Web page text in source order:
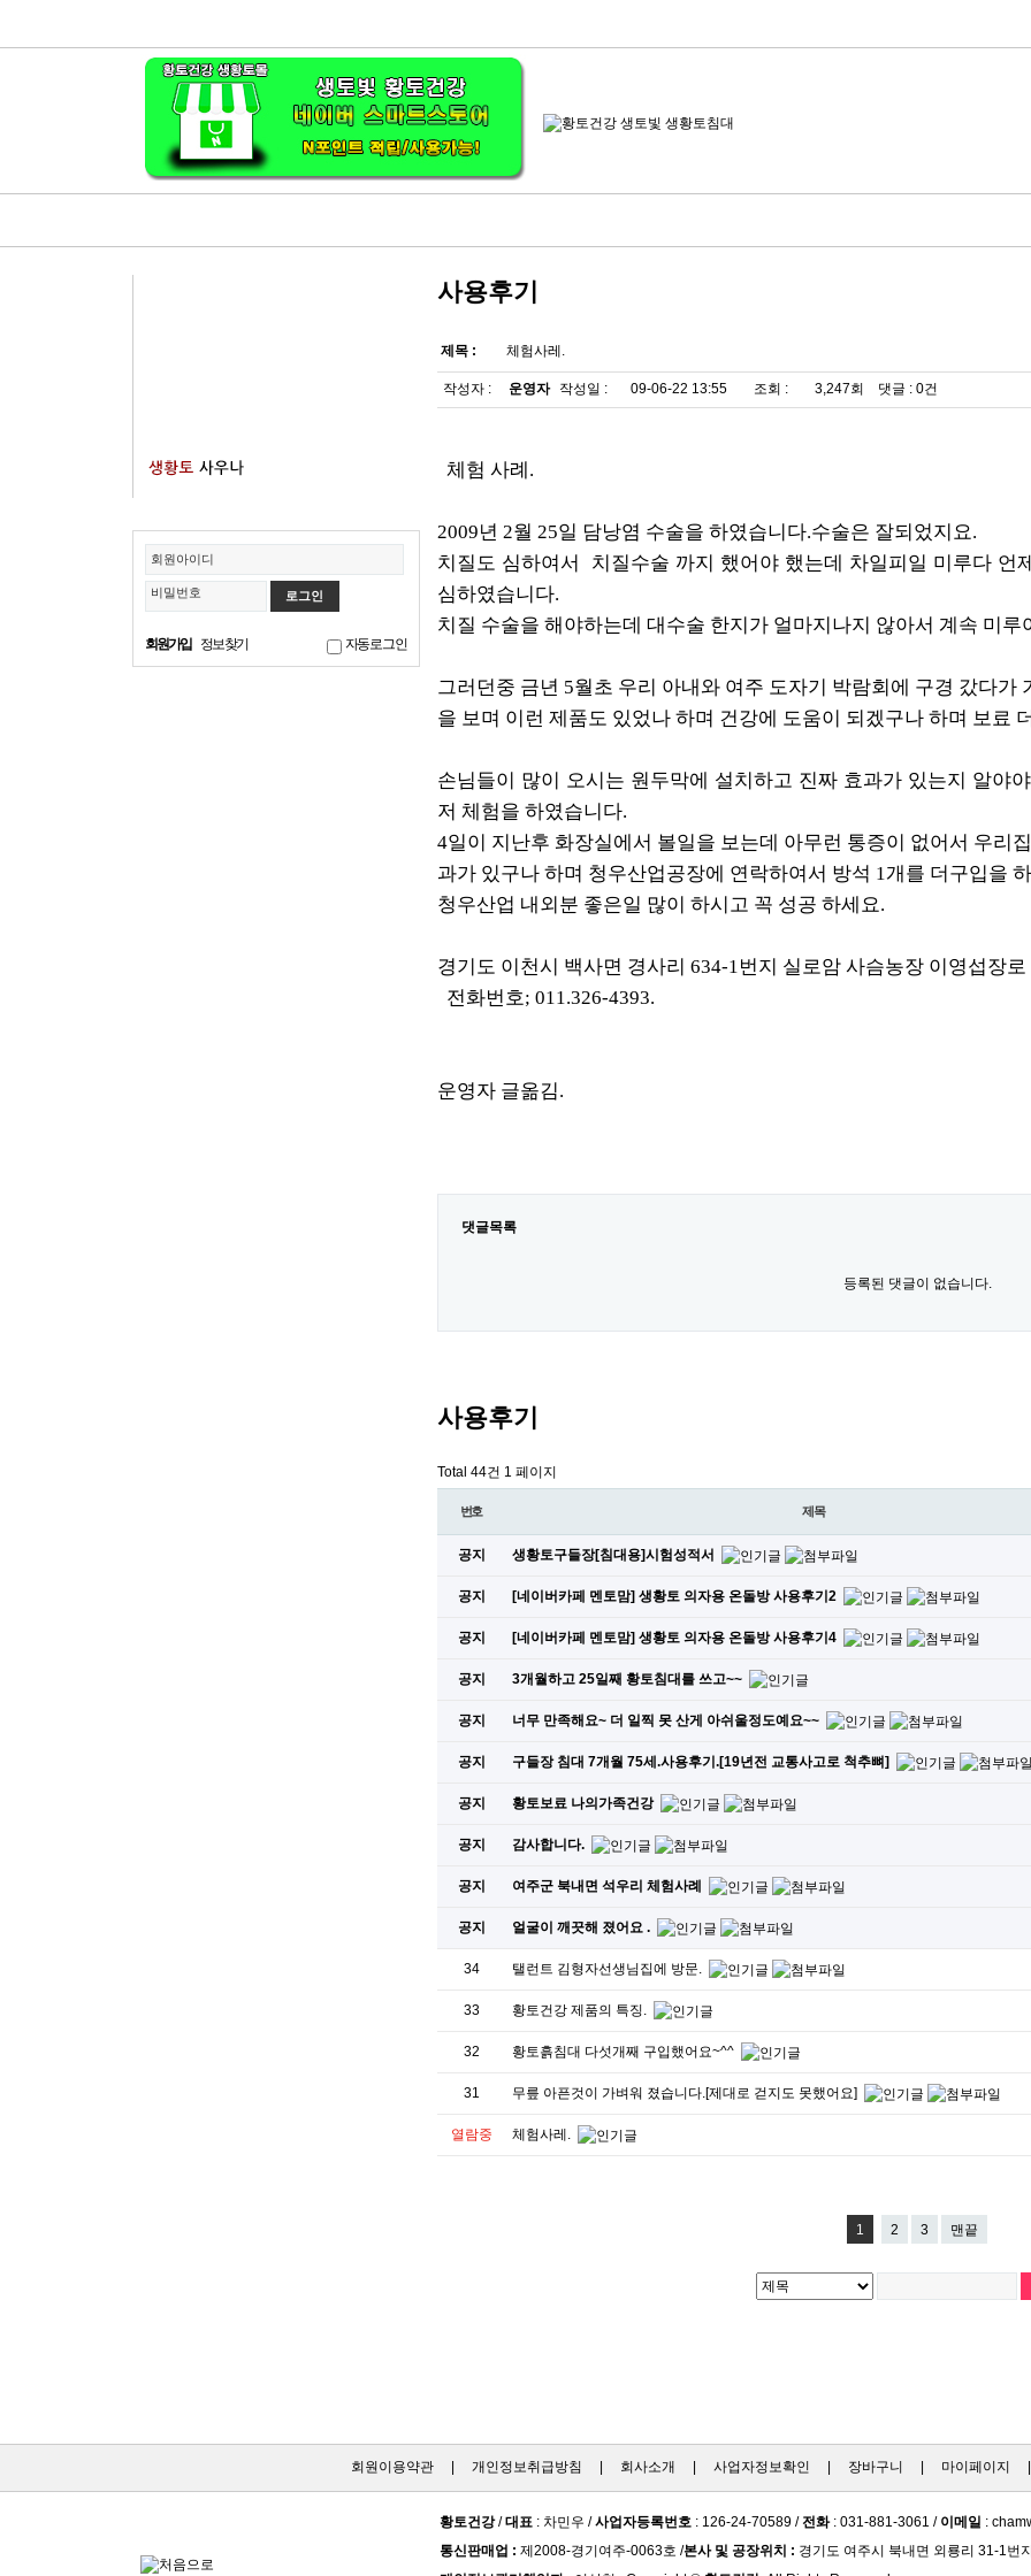
회원아이디
비밀번호
회원가입 정보찾기 자동로그인
사용후기
제목 : 체험사레.
작성자 : 운영자 작성일 : 09-06-22 13:55 조회 : 3,247회 댓글 : 0건
체험 사례.
2009년 2월 25일 담낭염 수술을 하였습니다.수술은 잘되었지요.
치질도 심하여서 치질수술 까지 했어야 했는데 차일피일 미루다 언
심하였습니다.
치질 수술을 해야하는데 대수술 한지가 얼마지나지 않아서 계속 미루
그러던중 금년 5월초 우리 아내와 여주 도자기 박람회에 구경 갔다가
을 보며 이런 제품도 있었나 하며 건강에 도움이 되겠구나 하며 보료
손님들이 많이 오시는 원두막에 설치하고 진짜 효과가 있는지 알야
저 체험을 하였습니다.
4일이 지난후 화장실에서 볼일을 보는데 아무런 통증이 없어서 우리
과가 있구나 하며 청우산업공장에 연락하여서 방석 1개를 더구입을
청우산업 내외분 좋은일 많이 하시고 꼭 성공 하세요.
경기도 이천시 백사면 경사리 634-1번지 실로암 사슴농장 이영섭장로
전화번호; 011.326-4393.
운영자 글옮김.
댓글목록
등록된 댓글이 없습니다.
사용후기
Total 44건 1 페이지
번호 제목
공지 생황토구들장[침대용]시험성적서
공지 [네이버카페 멘토맘] 생황토 의자용 온돌방 사용후기2
공지 [네이버카페 멘토맘] 생황토 의자용 온돌방 사용후기4
공지 3개월하고 25일째 황토침대를 쓰고~~
공지 너무 만족해요~ 더 일찍 못 산게 아쉬울정도예요~~
공지 구들장 침대 7개월 75세.사용후기.[19년전 교통사고로 척추뼈]
공지 황토보료 나의가족건강
공지 감사합니다.
공지 여주군 북내면 석우리 체험사례
공지 얼굴이 깨끗해 졌어요 .
34 탤런트 김형자선생님집에 방문.
33 황토건강 제품의 특징.
32 황토흙침대 다섯개째 구입했어요~^^
31 무릎 아픈것이 가벼워 졌습니다.[제대로 걷지도 못했어요]
열람중 체험사레.
1 2 3 맨끝
회원이용약관| 개인정보취급방침 회사소개 사업자정보확인 장바구니 마이페이지
황토건강/대표 : 차민우 /사업자등록번호 : 126-24-70589 / 전화 : 031-881-3061 / 이메일 :
통신판매업 : 제2008-경기여주-0063호 /본사 및 공장위치 : 경기도 여주시 북내면 외룡리 31-1번